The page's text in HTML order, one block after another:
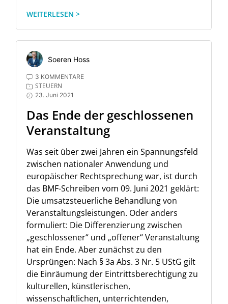
WEITERLESEN >
Soeren Hoss
3 KOMMENTARE
STEUERN
23. Juni 2021
Das Ende der geschlossenen
Veranstaltung
Was seit über zwei Jahren ein Spannungsfeld
zwischen nationaler Anwendung und
europäischer Rechtsprechung war, ist durch
das BMF-Schreiben vom 09. Juni 2021 geklärt:
Die umsatzsteuerliche Behandlung von
Veranstaltungsleistungen. Oder anders
formuliert: Die Differenzierung zwischen
„geschlossener“ und „offener“ Veranstaltung
hat ein Ende. Aber zunächst zu den
Ursprüngen: Nach § 3a Abs. 3 Nr. 5 UStG gilt
die Einräumung der Eintrittsberechtigung zu
kulturellen, künstlerischen,
wissenschaftlichen, unterrichtenden,